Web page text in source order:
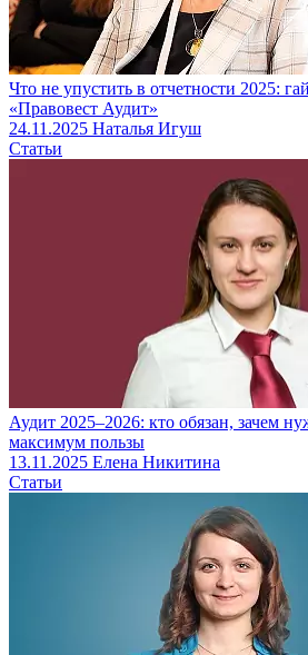
Что не упустить в отчетности 2025:
«Правовест Аудит»
24.11.2025 Наталья Игуш
Статьи
Аудит 2025–2026: кто обязан, зачем
максимум пользы
13.11.2025 Елена Никитина
Статьи